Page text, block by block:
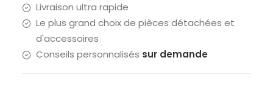
selleLivraison ultra rapide
Le plus grand choix de pièces détachées et
d'accessoires
Conseils personnalisés sur demande